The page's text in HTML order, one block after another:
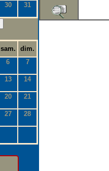
30 31
sam.
dim.
6 7
13 14
20 21
27 28